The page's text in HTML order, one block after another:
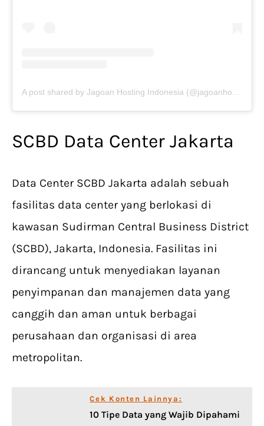
A post shared by Jagoan Hosting Indonesia (@jagoanhosting)
SCBD Data Center Jakarta
Data Center SCBD Jakarta adalah sebuah
fasilitas data center yang berlokasi di
kawasan Sudirman Central Business District
(SCBD), Jakarta, Indonesia. Fasilitas ini
dirancang untuk menyediakan layanan
penyimpanan dan manajemen data yang
canggih dan aman untuk berbagai
perusahaan dan organisasi di area
metropolitan.
Cek Konten Lainnya:
10 Tipe Data yang Wajib Dipahami